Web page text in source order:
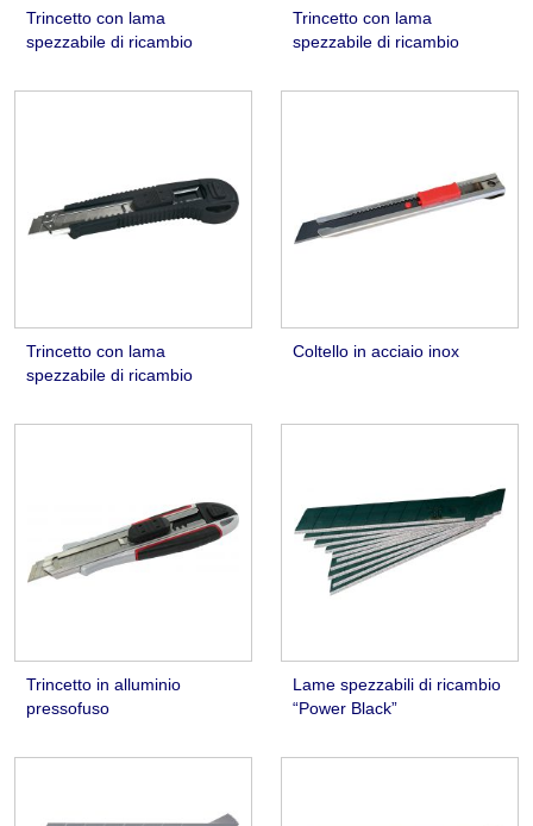
Trincetto con lama
spezzabile di ricambio
Trincetto con lama
spezzabile di ricambio
Trincetto con lama
spezzabile di ricambio
Coltello in acciaio inox
Trincetto in alluminio
pressofuso
Lame spezzabili di ricambio
“Power Black”